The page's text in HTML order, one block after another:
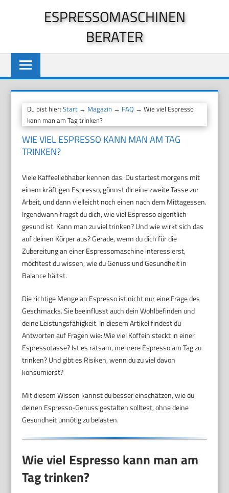
ESPRESSOMASCHINEN
BERATER
Du bist hier:Start → Magazin → FAQ → Wie viel Espresso
kann man am Tag trinken?
WIE VIEL ESPRESSO KANN MAN AM TAG
TRINKEN?
Viele Kaffeeliebhaber kennen das: Du startest morgens mit
einem kräftigen Espresso, gönnst dir eine zweite Tasse zur
Arbeit, und dann vielleicht noch einen nach dem Mittagessen.
Irgendwann fragst du dich, wie viel Espresso eigentlich
gesund ist. Kann man zu viel trinken? Und wie wirkt sich das
auf deinen Körper aus? Gerade, wenn du dich für die
Zubereitung an einer Espressomaschine interessierst,
möchtest du wissen, wie du Genuss und Gesundheit in
Balance hältst.
Die richtige Menge an Espresso ist nicht nur eine Frage des
Geschmacks. Sie beeinflusst auch dein Wohlbefinden und
deine Leistungsfähigkeit. In diesem Artikel findest du
Antworten auf Fragen wie: Wie viel Koffein steckt in einer
Espressotasse? Ist es ratsam, mehrere Espresso am Tag zu
trinken? Und gibt es Risiken, wenn du zu viel davon
konsumierst?
Mit diesem Wissen kannst du besser einschätzen, wie du
deinen Espresso-Genuss gestalten solltest, ohne deine
Gesundheit unnötig zu belasten.
Wie viel Espresso kann man am
Tag trinken?